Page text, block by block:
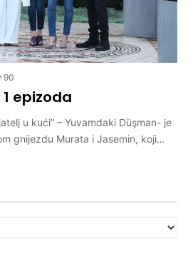
90
epizoda
u kući” – Yuvamdaki Düşman- je
gnijezdu Murata i Jasemin, koji…